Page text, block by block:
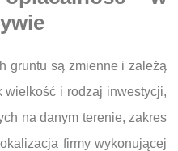
gruntu są zmienne i zależą
i rodzaj inwestycji,
na danym terenie, zakres
firmy wykonującej